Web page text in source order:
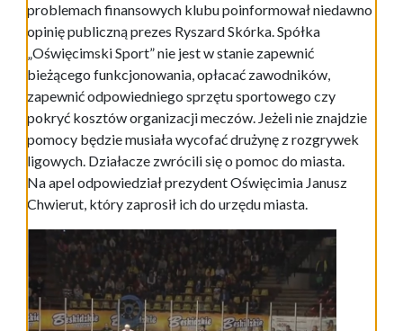
problemach finansowych klubu poinformował niedawno
opinię publiczną prezes Ryszard Skórka. Spółka
„Oświęcimski Sport” nie jest w stanie zapewnić
bieżącego funkcjonowania, opłacać zawodników,
zapewnić odpowiedniego sprzętu sportowego czy
pokryć kosztów organizacji meczów. Jeżeli nie znajdzie
pomocy będzie musiała wycofać drużynę z rozgrywek
ligowych. Działacze zwrócili się o pomoc do miasta.
Na apel odpowiedział prezydent Oświęcimia Janusz
Chwierut, który zaprosił ich do urzędu miasta.